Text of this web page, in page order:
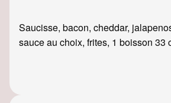
Saucisse, bacon, cheddar,
sauce au choix, frites, 1 boisson 33